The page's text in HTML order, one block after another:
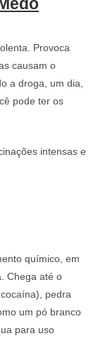
Provoca
causam o
a droga, um dia,
pode ter os
intensas e
químico, em
Chega até o
pedra
um pó branco
para uso